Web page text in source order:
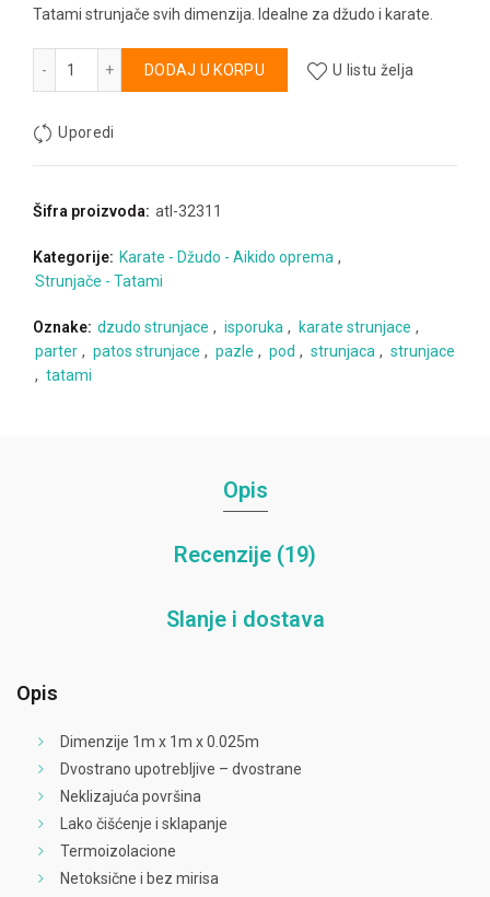
Tatami strunjače svih dimenzija. Idealne za džudo i karate.
DODAJ U KORPU
Alternative:
U listu želja
Uporedi
Šifra proizvoda: atl-32311
Kategorije: Karate - Džudo - Aikido oprema ,
Strunjače - Tatami
Oznake: dzudo strunjace , isporuka , karate strunjace ,
parter , patos strunjace , pazle , pod , strunjaca , strunjace
, tatami
Opis
Recenzije (19)
Slanje i dostava
Opis
Dimenzije 1m x 1m x 0.025m
Dvostrano upotrebljive – dvostrane
Neklizajuća površina
Lako čišćenje i sklapanje
Termoizolacione
Netoksične i bez mirisa